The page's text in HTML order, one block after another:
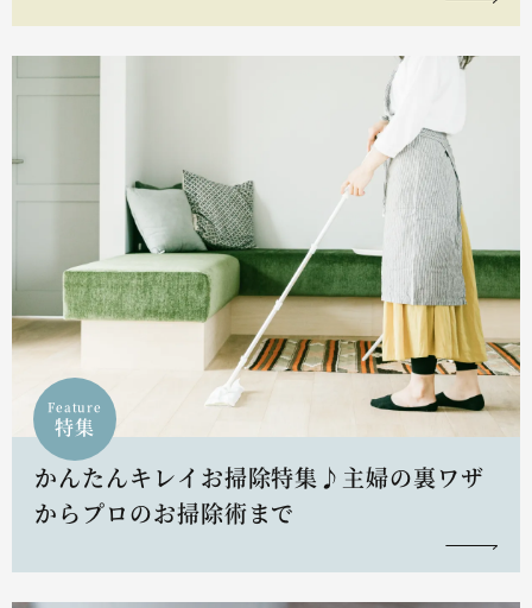
Feature
特集
かんたんキレイお掃除特集♪主婦の裏ワザ
からプロのお掃除術まで